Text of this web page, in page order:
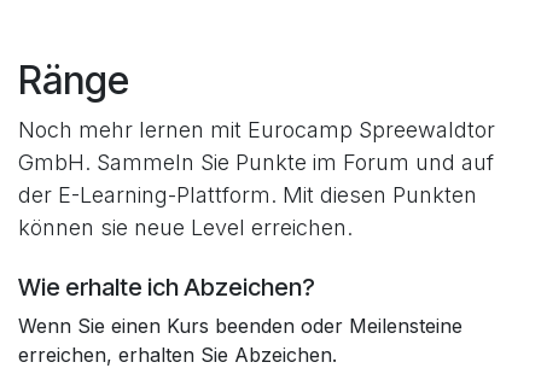
Ränge
Noch mehr lernen mit Eurocamp Spreewaldtor
GmbH. Sammeln Sie Punkte im Forum und auf
der E-Learning-Plattform. Mit diesen Punkten
können sie neue Level erreichen.
Wie erhalte ich Abzeichen?
Wenn Sie einen Kurs beenden oder Meilensteine
erreichen, erhalten Sie Abzeichen.